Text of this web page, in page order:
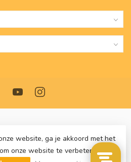
- Powered byLightspeed-
website, ga je akkoord met het
onze website te verbeteren.